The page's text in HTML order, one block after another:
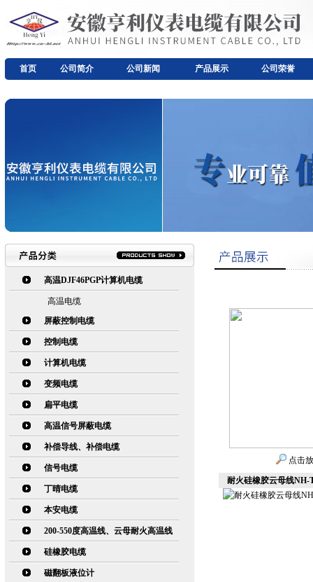
首页 公司简介 公司新闻 产品展示 公司荣誉
高温DJF46PGP计算机电缆
高温电缆
屏蔽控制电缆
控制电缆
计算机电缆
变频电缆
扁平电缆
高温信号屏蔽电缆
补偿导线、补偿电缆
信号电缆
丁晴电缆
本安电缆
200-550度高温线、云母耐火高温线
硅橡胶电缆
磁翻板液位计
点击
耐火硅橡胶云母线NH-